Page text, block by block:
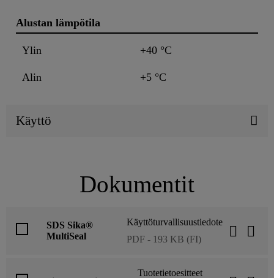
Alustan lämpötila
Ylin +40 °C
Alin +5 °C
Käyttö
Dokumentit
SDS Sika®
MultiSeal
Käyttöturvallisuustiedote
PDF - 193 KB (FI)
Tuotetietoesitteet